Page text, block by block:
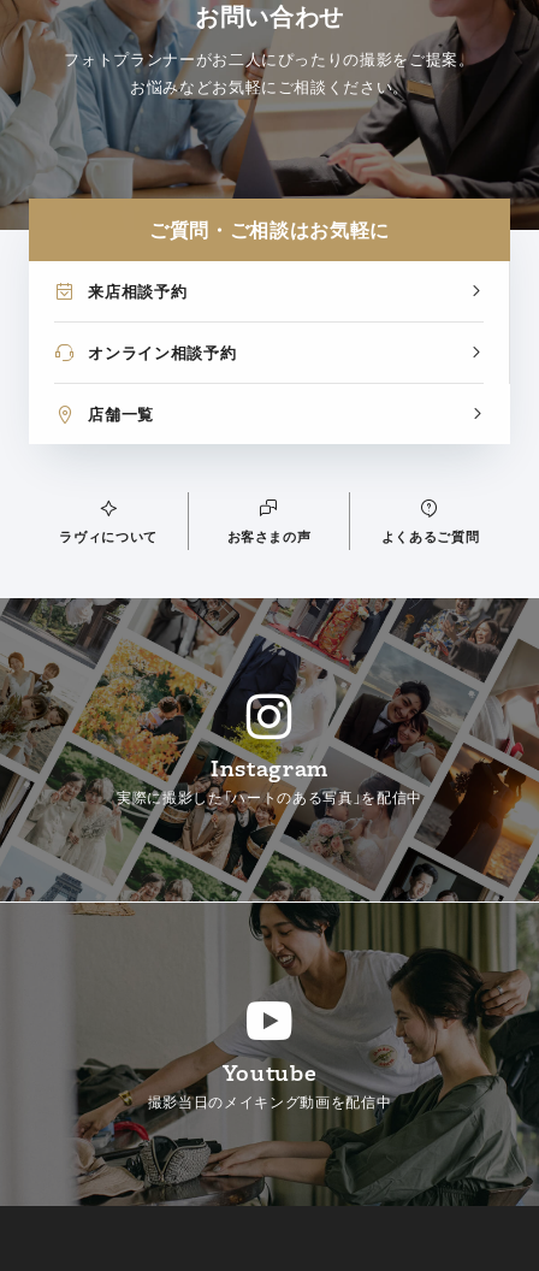
お問い合わせ
フォトプランナーがお二人にぴったりの撮影をご提案。
お悩みなどお気軽にご相談ください。
ご質問・ご相談はお気軽に
来店相談予約
オンライン相談予約
店舗一覧
ラヴィについて お客さまの声 よくあるご質問
Instagram
実際に撮影した「ハートのある写真」を配信中
Youtube
撮影当日のメイキング動画を配信中